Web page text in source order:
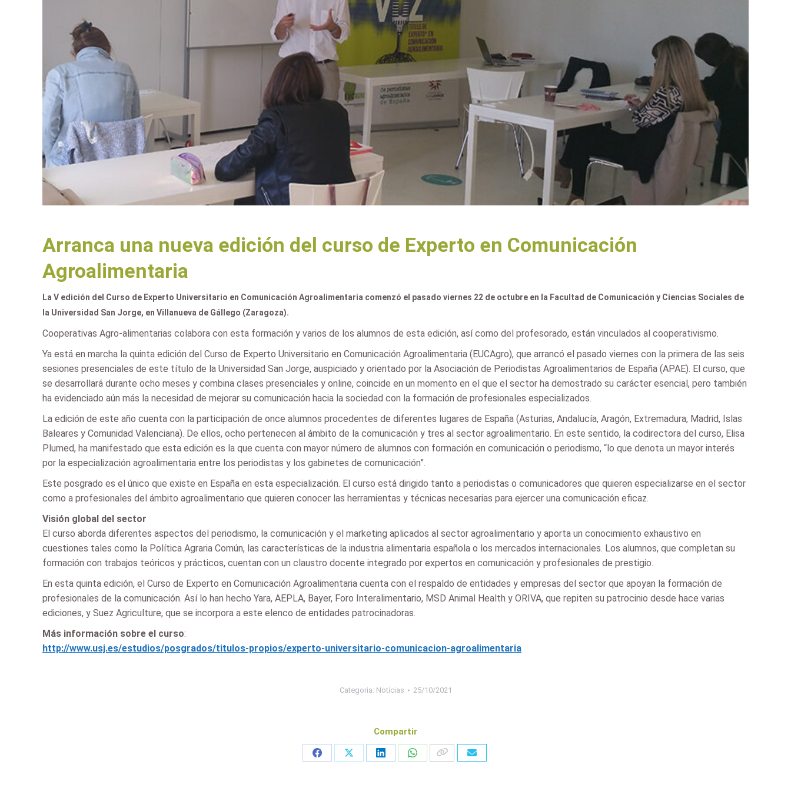
Arranca una nueva edición del curso de Experto en Comunicación
Agroalimentaria
La V edición del Curso de Experto Universitario en Comunicación Agroalimentaria comenzó el pasado viernes 22 de octubre en la Facultad de Comunicación y Ciencias Sociales de
la Universidad San Jorge, en Villanueva de Gállego (Zaragoza).
Cooperativas Agro-alimentarias colabora con esta formación y varios de los alumnos de esta edición, así como del profesorado, están vinculados al cooperativismo.
Ya está en marcha la quinta edición del Curso de Experto Universitario en Comunicación Agroalimentaria (EUCAgro), que arrancó el pasado viernes con la primera de las seis
sesiones presenciales de este título de la Universidad San Jorge, auspiciado y orientado por la Asociación de Periodistas Agroalimentarios de España (APAE). El curso, que
se desarrollará durante ocho meses y combina clases presenciales y online, coincide en un momento en el que el sector ha demostrado su carácter esencial, pero también
ha evidenciado aún más la necesidad de mejorar su comunicación hacia la sociedad con la formación de profesionales especializados.
La edición de este año cuenta con la participación de once alumnos procedentes de diferentes lugares de España (Asturias, Andalucía, Aragón, Extremadura, Madrid, Islas
Baleares y Comunidad Valenciana). De ellos, ocho pertenecen al ámbito de la comunicación y tres al sector agroalimentario. En este sentido, la codirectora del curso, Elisa
Plumed, ha manifestado que esta edición es la que cuenta con mayor número de alumnos con formación en comunicación o periodismo, “lo que denota un mayor interés
por la especialización agroalimentaria entre los periodistas y los gabinetes de comunicación”.
Este posgrado es el único que existe en España en esta especialización. El curso está dirigido tanto a periodistas o comunicadores que quieren especializarse en el sector
como a profesionales del ámbito agroalimentario que quieren conocer las herramientas y técnicas necesarias para ejercer una comunicación eficaz.
Visión global del sector
El curso aborda diferentes aspectos del periodismo, la comunicación y el marketing aplicados al sector agroalimentario y aporta un conocimiento exhaustivo en
cuestiones tales como la Política Agraria Común, las características de la industria alimentaria española o los mercados internacionales. Los alumnos, que completan su
formación con trabajos teóricos y prácticos, cuentan con un claustro docente integrado por expertos en comunicación y profesionales de prestigio.
En esta quinta edición, el Curso de Experto en Comunicación Agroalimentaria cuenta con el respaldo de entidades y empresas del sector que apoyan la formación de
profesionales de la comunicación. Así lo han hecho Yara, AEPLA, Bayer, Foro Interalimentario, MSD Animal Health y ORIVA, que repiten su patrocinio desde hace varias
ediciones, y Suez Agriculture, que se incorpora a este elenco de entidades patrocinadoras.
Más información sobre el curso:
http://www.usj.es/estudios/posgrados/titulos-propios/experto-universitario-comunicacion-agroalimentaria
Categoria: Noticias 25/10/2021
Compartir
Share
Share
Share
Share